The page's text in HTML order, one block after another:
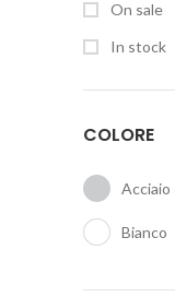
On sale
In stock
COLORE
Acciaio
Bianco